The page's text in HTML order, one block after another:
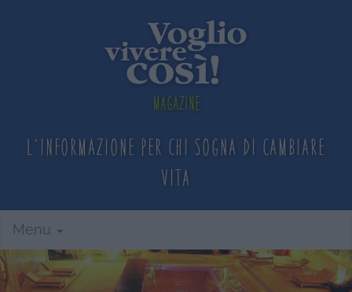
Magazine
L'informazione per chi sogna di cambiare
vita
Menu